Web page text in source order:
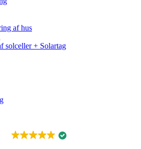
af hus
solceller + Solartag